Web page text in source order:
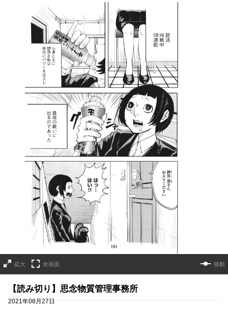
拡大 全画面 移動
【読み切り】思念物質管理事務所
2021年08月27日